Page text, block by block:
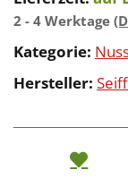
2 - 4 Werktage
Kategorie:
Hersteller: